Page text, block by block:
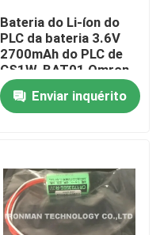
Bateria do Li-íon do
PLC da bateria 3.6V
2700mAh do PLC de
CS1W-BAT01 Omron
Enviar inquérito